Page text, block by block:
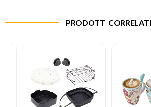
PRODOTTI CORRELATI